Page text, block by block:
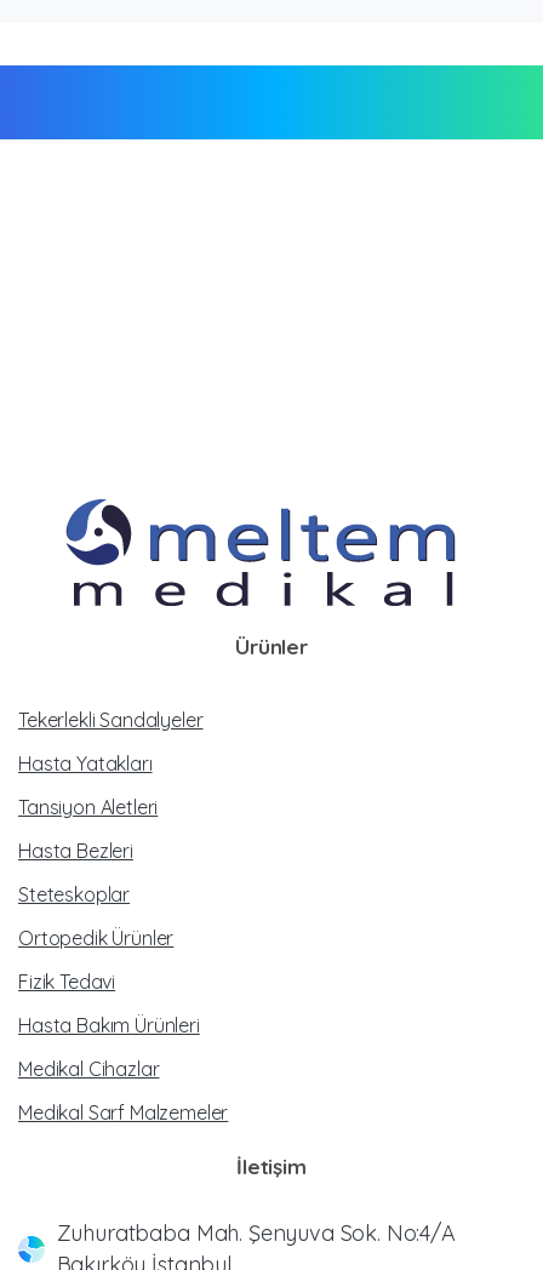
Ürünler
Tekerlekli Sandalyeler
Hasta Yatakları
Tansiyon Aletleri
Hasta Bezleri
Steteskoplar
Ortopedik Ürünler
Fizik Tedavi
Hasta Bakım Ürünleri
Medikal Cihazlar
Medikal Sarf Malzemeler
İletişim
Zuhuratbaba Mah. Şenyuva Sok. No:4/A